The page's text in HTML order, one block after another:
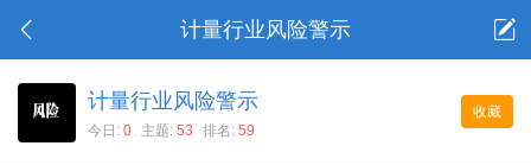
计量行业风险警示
收藏
计量行业风险警示
今日:0 主题:53 排名:59